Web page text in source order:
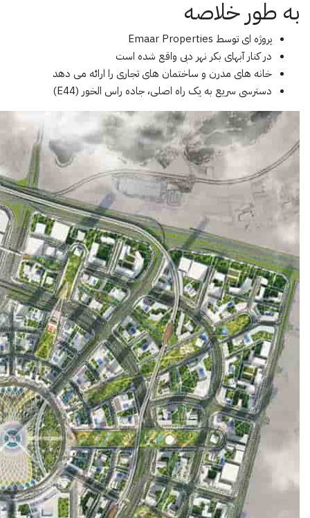
به طور خلاصه
پروژه ای توسط Emaar Properties
در کنار آبهای بکر نهر دبی واقع شده است
خانه های مدرن و ساختمان های تجاری را ارائه می دهد
دسترسی سریع به یک راه اصلی، جاده راس الخور (E44)